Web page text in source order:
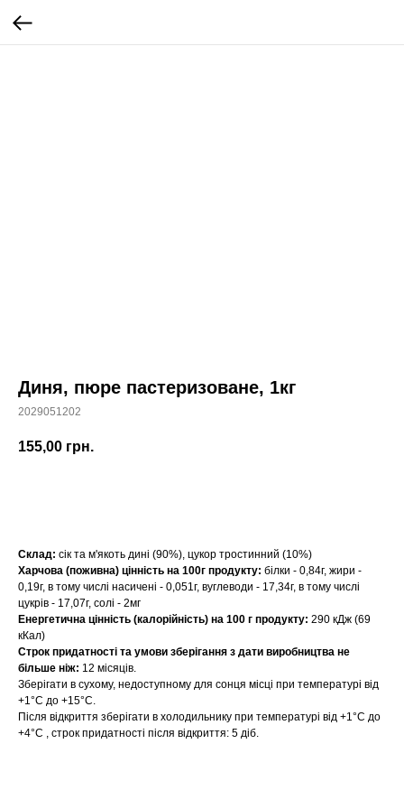
Диня, пюре пастеризоване, 1кг
2029051202
155,00 грн.
Склад: сік та м'якоть дині (90%), цукор тростинний (10%)
Харчова (поживна) цінність на 100г продукту: білки - 0,84г, жири -
0,19г, в тому числі насичені - 0,051г, вуглеводи - 17,34г, в тому числі
цукрів - 17,07г, солі - 2мг
Енергетична цінність (калорійність) на 100 г продукту: 290 кДж (69
кКал)
Строк придатності та умови зберігання з дати виробництва не
більше ніж: 12 місяців.
Зберігати в сухому, недоступному для сонця місці при температурі від
+1°С до +15°С.
Після відкриття зберігати в холодильнику при температурі від +1°С до
+4°С , строк придатності після відкриття: 5 діб.